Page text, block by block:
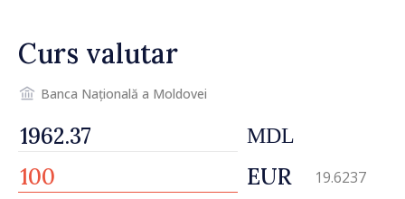
Curs valutar
Banca Națională a Moldovei
MDL
EUR 19.6237